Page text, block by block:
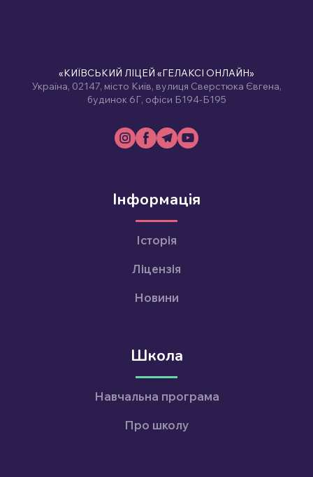
«КИЇВСЬКИЙ ЛІЦЕЙ «ГЕЛАКСІ ОНЛАЙН»
Україна, 02147, місто Київ, вулиця Сверстюка Євгена,
будинок 6Г, офіси Б194-Б195
Інформація
Історія
Ліцензія
Новини
Школа
Навчальна програма
Про школу